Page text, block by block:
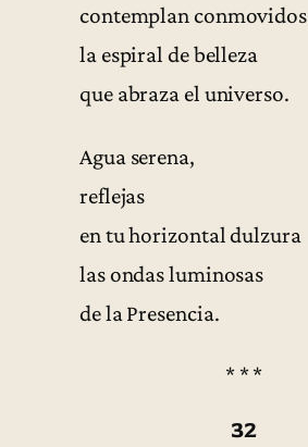
contemplan conmovidos
la espiral de belleza
que abraza el universo.
Agua serena,
reflejas
en tu horizontal dulzura
las ondas luminosas
de la Presencia.
* * *
32